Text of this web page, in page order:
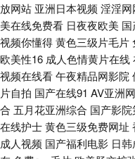
夜久干视频完整 豆花视频在
在线 韩国电影片 男人网站 日
国产97网 久久草中文在线 日
线观看 国产精品射 久久伊人
欧美性爱一二三区 熟女视频操
放网站 亚洲日本视频 淫淫网
美在线免费看 日夜夜欧美
视频你懂得黄色三级片毛片
欧美性16 成人色情黄片在线
视频在线看午夜精品网影院
片自拍 国产在线91 AV亚洲
合 五月花亚洲综合 国产影
在线护士黄色三级免费网址
成人视频 国产福利电影 日